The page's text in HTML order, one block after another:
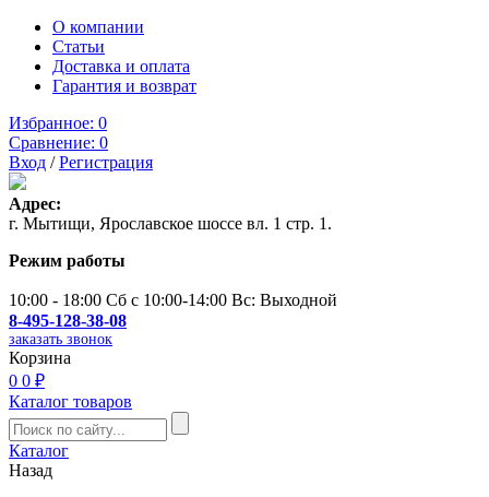
О компании
Статьи
Доставка и оплата
Гарантия и возврат
Избранное: 0
Сравнение: 0
Вход /Регистрация
Адрес:
г. Мытищи, Ярославское шоссе вл. 1 стр. 1.
Режим работы
10:00 - 18:00 Сб с 10:00-14:00 Вс: Выходной
8-495-128-38-08
заказать звонок
Корзина
0 0 ₽
Каталог товаров
Каталог
Назад